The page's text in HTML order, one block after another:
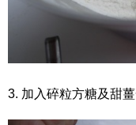
3. 加入碎粒方糖及甜